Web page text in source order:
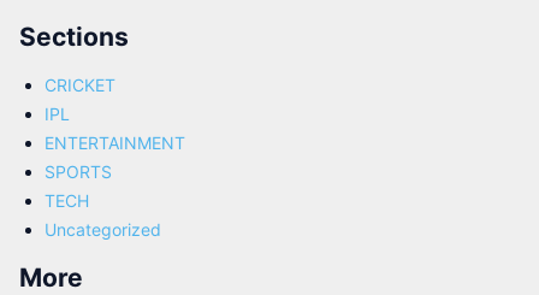
Sections
CRICKET
IPL
ENTERTAINMENT
SPORTS
TECH
Uncategorized
More